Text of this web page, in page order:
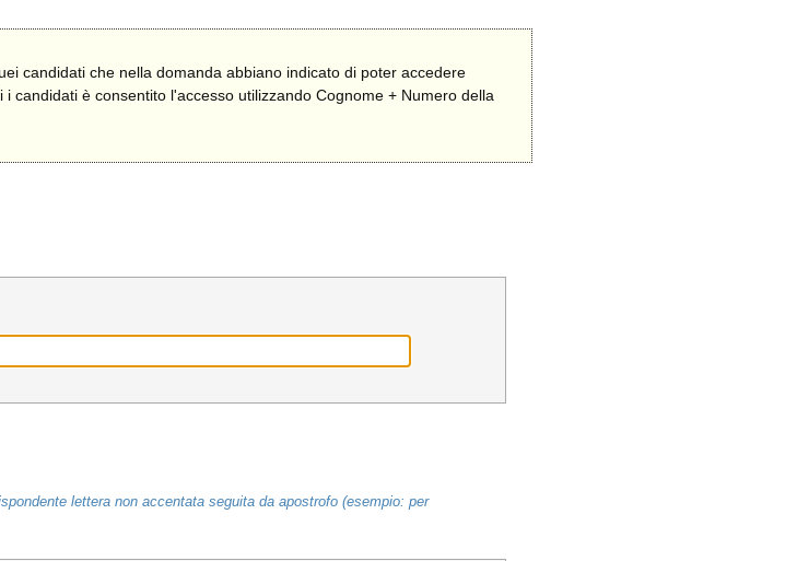
candidati che nella domanda abbiano indicato di poter accedere
candidati è consentito l'accesso utilizzando Cognome + Numero della
lettera non accentata seguita da apostrofo (esempio: per